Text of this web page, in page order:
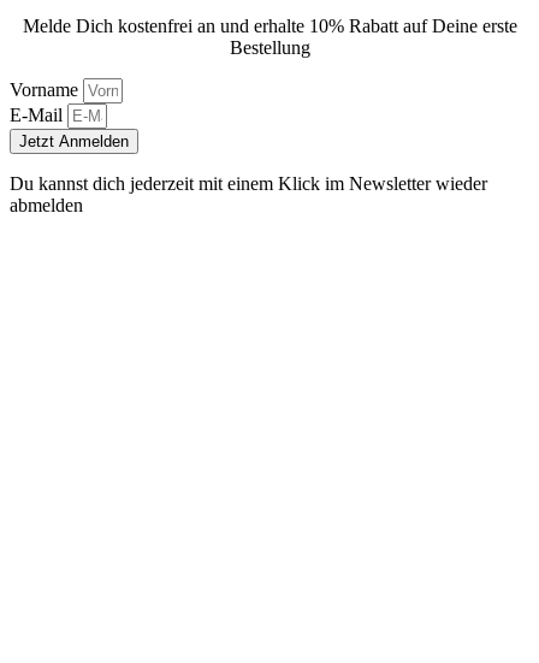
Melde Dich kostenfrei an und erhalte 10% Rabatt auf Deine erste
Bestellung
Vorname
E-Mail
Jetzt Anmelden
Du kannst dich jederzeit mit einem Klick im Newsletter wieder
abmelden